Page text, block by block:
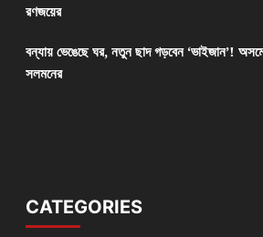
রণজয়ের
বন্যায় ভেঙেছে ঘর, নতুন ছাদ গড়বেন ‘ভাইজান’!
সলমনের
CATEGORIES